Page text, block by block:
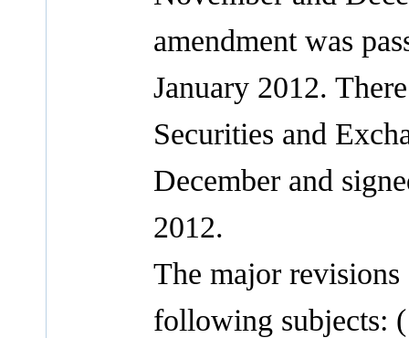
amendment was
January 2012.
Securities and
December and
2012.
The major
following subjects: